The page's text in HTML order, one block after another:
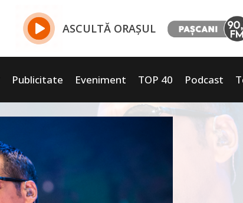
ASCULTĂ ORAȘUL
Publicitate Eveniment TOP 40 Podcast